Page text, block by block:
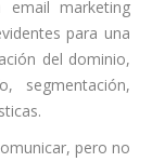
email marketing
para una
del dominio,
segmentación,
pero no